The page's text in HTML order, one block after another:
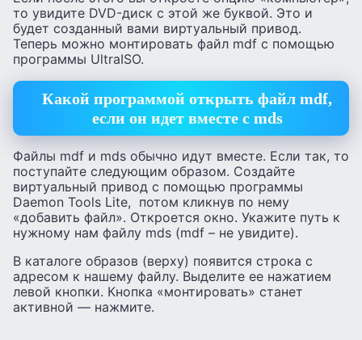
то увидите DVD-диск с этой же буквой. Это и
будет созданный вами виртуальный привод.
Теперь можно монтировать файл mdf с помощью
программы UltraISO.
Какой программой открыть файл mdf,
если он идет вместе с mds
Файлы mdf и mds обычно идут вместе. Если так, то
поступайте следующим образом. Создайте
виртуальный привод с помощью программы
Daemon Tools Lite, потом кликнув по нему
«добавить файл». Откроется окно. Укажите путь к
нужному нам файлу mds (mdf – не увидите).
В каталоге образов (верху) появится строка с
адресом к нашему файлу. Выделите ее нажатием
левой кнопки. Кнопка «монтировать» станет
активной — нажмите.